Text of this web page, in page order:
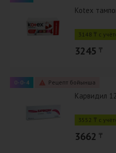
Kotex
3148 ₸ с
3245 ₸
0-0-4 Рецепт бойынша
Карвидил
3552 ₸ с
3662 ₸